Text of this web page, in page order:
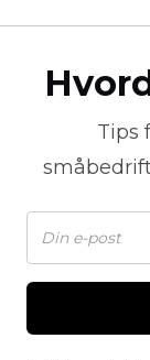
Tips